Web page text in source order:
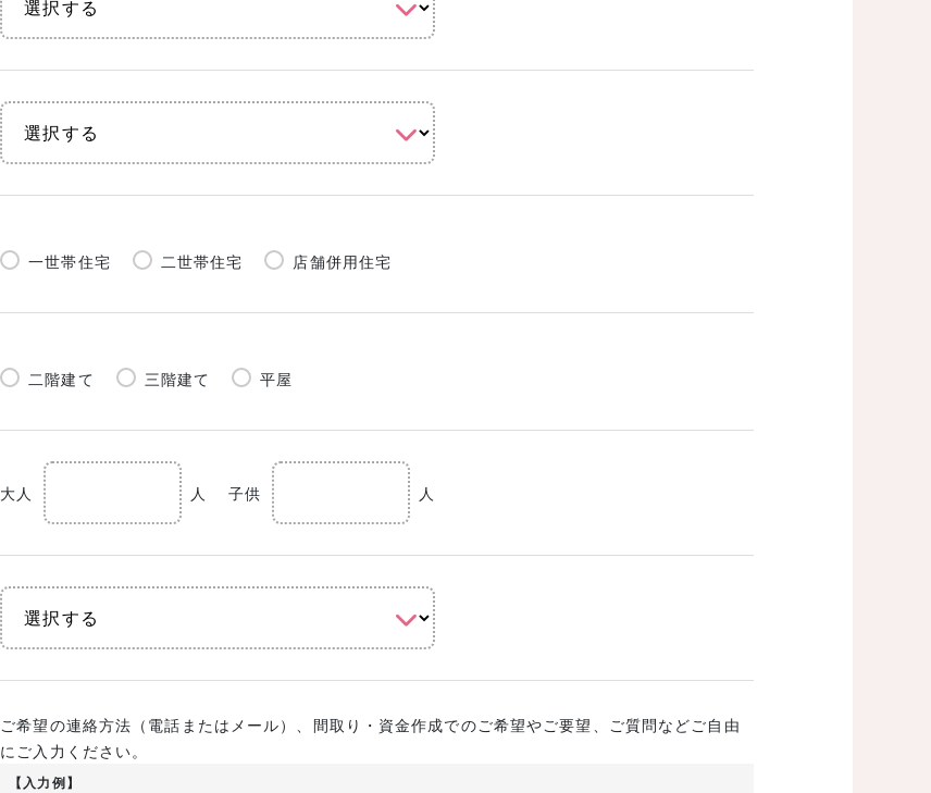
一世帯住宅 二世帯住宅 店舗併用住宅
二階建て 三階建て 平屋
大人 人 子供 人
ご希望の連絡方法（電話またはメール）、間取り・資金作成でのご希望やご要望、ご質問などご自由
にご入力ください。
【入力例】